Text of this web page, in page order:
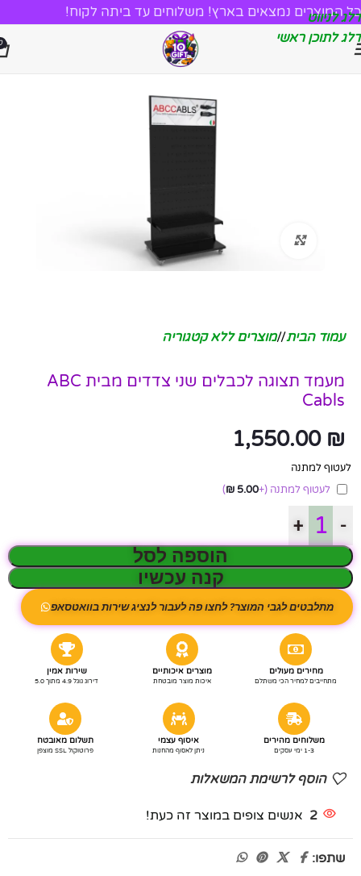
דלג לניווט
דלג לתוכן ראשי
כל המוצרים נמצאים בארץ! משלוחים עד ביתה לקוח!
לחץ להגדלה
עמוד הבית/ מוצרים ללא קטגוריה
מעמד תצוגה לכבלים שני צדדים מבית ABC
Cabls
1,550.00 ₪
לעטוף למתנה
לעטוף למתנה (+
5.00
₪
)
-
+
הוספה לסל
קנה עכשיו
מתלבטים לגבי המוצר? לחצו פה לעבור לנציג שירות בוואטסאפ
מחירים מעולים
מתחייבים למחיר הכי משתלם
מוצרים איכותיים
איכות מוצר מובטחת
שירות אמין
דירוג גוגל 4.9 מתוך 5.0
משלוחים מהירים
1-3 ימי עסקים
איסוף עצמי
ניתן לאסוף מהחנות
תשלום מאובטח
פרוטוקול SSL מוצפן
הוסף לרשימת המשאלות
2 אנשים צופים במוצר זה כעת!
שתפו: